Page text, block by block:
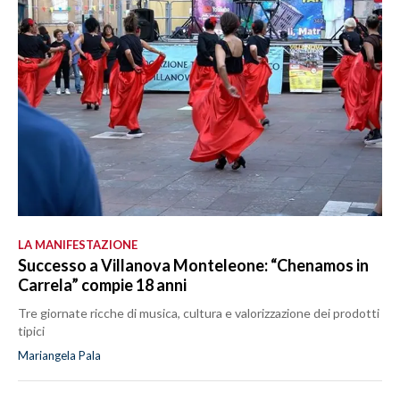
LA MANIFESTAZIONE
Successo a Villanova Monteleone: “Chenamos in
Carrela” compie 18 anni
Tre giornate ricche di musica, cultura e valorizzazione dei prodotti
tipici
Mariangela Pala